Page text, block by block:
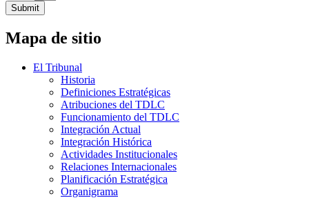
Submit
Mapa de sitio
El Tribunal
Historia
Definiciones Estratégicas
Atribuciones del TDLC
Funcionamiento del TDLC
Integración Actual
Integración Histórica
Actividades Institucionales
Relaciones Internacionales
Planificación Estratégica
Organigrama